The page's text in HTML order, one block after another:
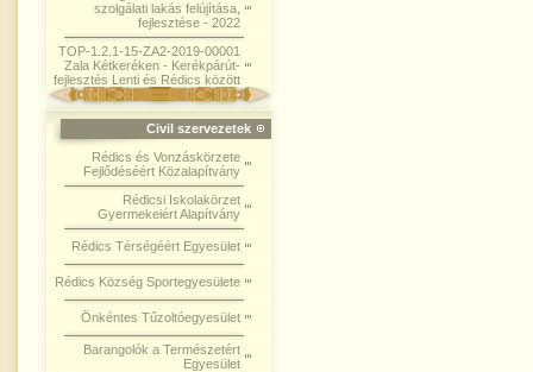
szolgálati lakás felújítása,
fejlesztése - 2022
TOP-1.2.1-15-ZA2-2019-00001
Zala Kétkeréken - Kerékpárút-
fejlesztés Lenti és Rédics között
Civil szervezetek
Rédics és Vonzáskörzete
Fejlődéséért Közalapítvány
Rédicsi Iskolakörzet
Gyermekeiért Alapítvány
Rédics Térségéért Egyesület
Rédics Község Sportegyesülete
Önkéntes Tűzoltóegyesület
Barangolók a Természetért
Egyesület